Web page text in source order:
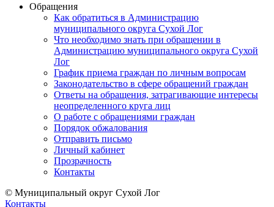
Обращения
Как обратиться в Администрацию
муниципального округа Сухой Лог
Что необходимо знать при обращении в
Администрацию муниципального округа Сухой
Лог
График приема граждан по личным вопросам
Законодательство в сфере обращений граждан
Ответы на обращения, затрагивающие интересы
неопределенного круга лиц
О работе с обращениями граждан
Порядок обжалования
Отправить письмо
Личный кабинет
Прозрачность
Контакты
© Муниципальный округ Сухой Лог
Контакты